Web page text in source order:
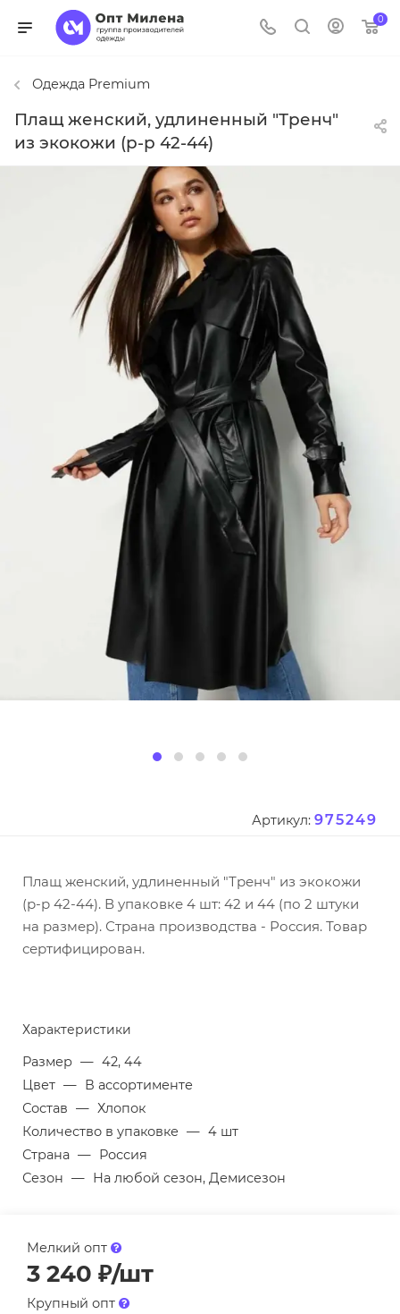
0
Одежда Premium
Плащ женский, удлиненный "Тренч"
из экокожи (р-р 42-44)
Артикул: 975249
Плащ женский, удлиненный "Тренч" из экокожи
(р-р 42-44). В упаковке 4 шт: 42 и 44 (по 2 штуки
на размер). Страна производства - Россия. Товар
сертифицирован.
Характеристики
Размер — 42, 44
Цвет — В ассортименте
Состав — Хлопок
Количество в упаковке — 4 шт
Страна — Россия
Сезон — На любой сезон, Демисезон
Мелкий опт
3 240 ₽/шт
Крупный опт